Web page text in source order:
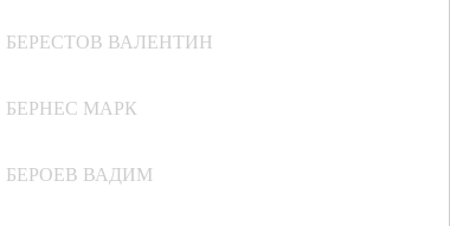
БЕРЕСТОВ ВАЛЕНТИН
БЕРНЕС МАРК
БЕРОЕВ ВАДИМ